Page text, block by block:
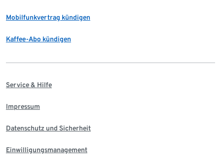
Mobilfunkvertrag kündigen
Kaffee-Abo kündigen
Service & Hilfe
Impressum
Datenschutz und Sicherheit
Einwilligungsmanagement